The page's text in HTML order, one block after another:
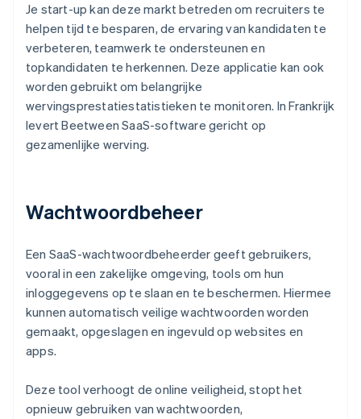
Je start-up kan deze markt betreden om recruiters te
helpen tijd te besparen, de ervaring van kandidaten te
verbeteren, teamwerk te ondersteunen en
topkandidaten te herkennen. Deze applicatie kan ook
worden gebruikt om belangrijke
wervingsprestatiestatistieken te monitoren. In Frankrijk
levert Beetween SaaS-software gericht op
gezamenlijke werving.
Wachtwoordbeheer
Een SaaS-wachtwoordbeheerder geeft gebruikers,
vooral in een zakelijke omgeving, tools om hun
inloggegevens op te slaan en te beschermen. Hiermee
kunnen automatisch veilige wachtwoorden worden
gemaakt, opgeslagen en ingevuld op websites en
apps.
Deze tool verhoogt de online veiligheid, stopt het
opnieuw gebruiken van wachtwoorden,